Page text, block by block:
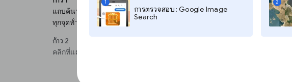
1
การตรวจสอบ: Google Image
Search
2
แถบค้นหาด้านบนซ้ายให้บริการโดย Google Maps คุณสามารถค้นหาตำแหน่
ทุกจุดทั่วโลก หลังจากคลิก Enter โปรแกรม Timelapse จะเข้าไปยังตำแหน่งดั
ก้าว 2
คลิกที่แผนที่รวมที่ด้านขวาบนเพื่อเข้าไปยัง “Maps Mode”